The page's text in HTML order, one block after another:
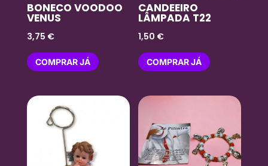
BONECO VOODOO
VENUS
3,75 €
COMPRAR JÁ
CANDEEIRO
LÂMPADA T22
1,50 €
COMPRAR JÁ